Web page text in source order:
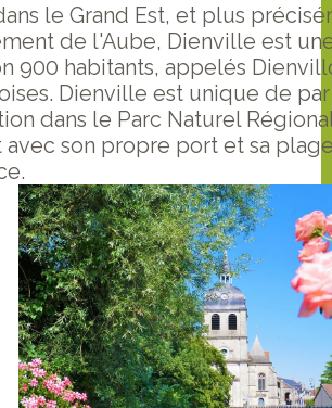
le Grand Est, et plus
de l'Aube, Dienville est
900 habitants, appelés
Dienville est unique de par
dans le Parc Naturel
avec son propre port et sa